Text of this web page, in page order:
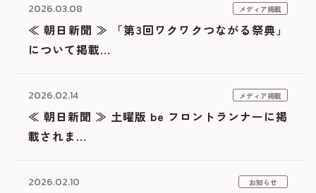
2026.03.08 メディア掲載
≪ 朝日新聞 ≫ 「第3回ワクワクつながる祭典」
について掲載...
2026.02.14 メディア掲載
≪ 朝日新聞 ≫ 土曜版 be フロントランナーに掲
載されま...
2026.02.10 お知らせ